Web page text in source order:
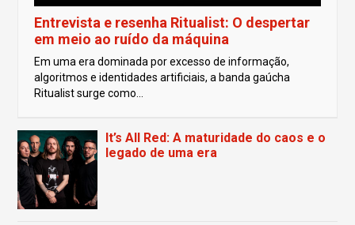
Entrevista e resenha Ritualist: O despertar
em meio ao ruído da máquina
Em uma era dominada por excesso de informação,
algoritmos e identidades artificiais, a banda gaúcha
Ritualist surge como...
It’s All Red: A maturidade do caos e o
legado de uma era